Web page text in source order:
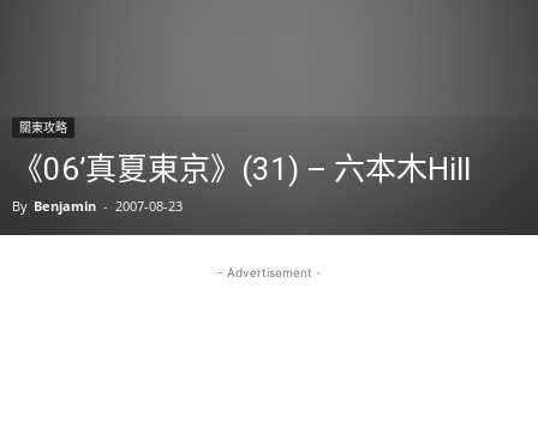
關東攻略
《06’真夏東京》(31) – 六本木Hill
By Benjamin - 2007-08-23
- Advertisement -